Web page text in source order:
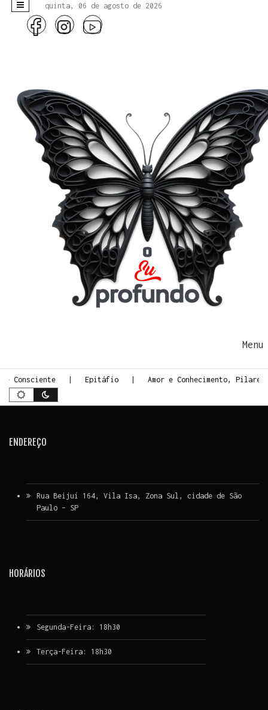
quinta, 06 de agosto de 2026
Consciente Epitáfio Amor e Conhecimento,
ENDEREÇO
Rua Beijuí 164, Vila Isa, Zona Sul, cidade de São
Paulo – SP
HORÁRIOS
Segunda-Feira: 18h30
Terça-Feira: 18h30